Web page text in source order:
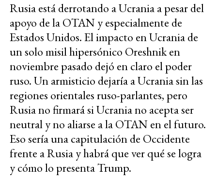
Rusia está derrotando a Ucrania a pesar del
apoyo de la OTAN y especialmente de
Estados Unidos. El impacto en Ucrania de
un solo misil hipersónico Oreshnik en
noviembre pasado dejó en claro el poder
ruso. Un armisticio dejaría a Ucrania sin las
regiones orientales ruso-parlantes, pero
Rusia no firmará si Ucrania no acepta ser
neutral y no aliarse a la OTAN en el futuro.
Eso sería una capitulación de Occidente
frente a Rusia y habrá que ver qué se logra
y cómo lo presenta Trump.